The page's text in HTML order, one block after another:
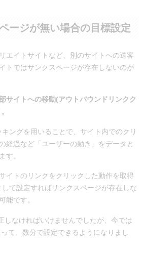
ージが無い場合の目標設定
エイトサイトなど、別のサイトへの送客
トではサンクスページが存在しないのが
サイトへの移動(アウトバウンドリンクク
ングを用いることで、サイト内でのクリ
経過など「ユーザーの動き」をデータと
す。
イトのリンクをクリックした動作を取得
て設定すればサンクスページが存在しな
能です。
しなければいけませんでしたが、今では
て、数分で設定できるようになりまし